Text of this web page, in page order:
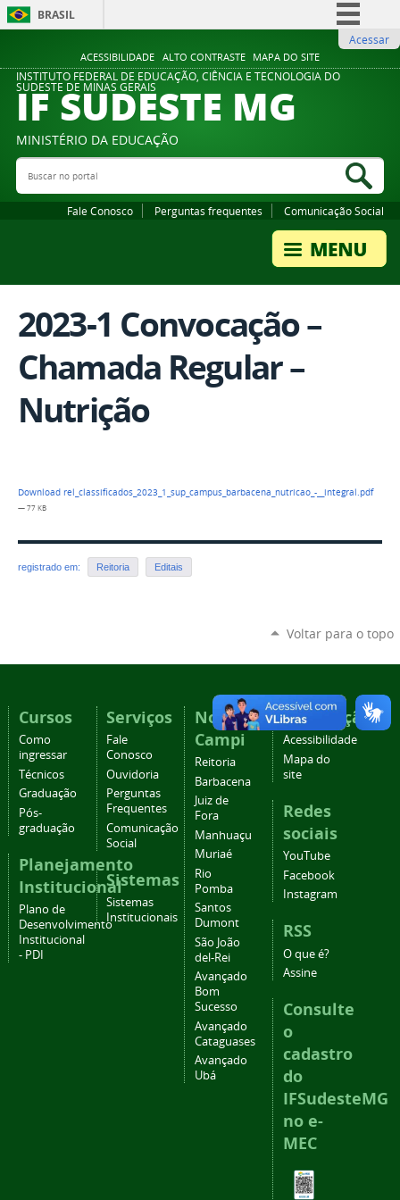
ACESSIBILIDADE ALTO CONTRASTE MAPA DO SITE
BRASIL
Comunica BR
Participe
Legislação
Acessar
INSTITUTO FEDERAL DE EDUCAÇÃO, CIÊNCIA E TECNOLOGIA DO
SUDESTE DE MINAS GERAIS
IF SUDESTE MG
MINISTÉRIO DA EDUCAÇÃO
Buscar no portal
Fale Conosco Perguntas frequentes Comunicação Social
2023-1 Convocação –
Chamada Regular –
Nutrição
Download rel_classificados_2023_1_sup_campus_barbacena_nutricao_-__integral.pdf
— 77 KB
registrado em: Reitoria Editais
Voltar para o topo
Cursos
Como
ingressar
Técnicos
Graduação
Pós-
graduação
Planejamento
Institucional
Plano de
Desenvolvimento
Institucional
- PDI
Serviços
Fale
Conosco
Ouvidoria
Perguntas
Frequentes
Comunicação
Social
Sistemas
Sistemas
Institucionais
Nossos
Campi
Reitoria
Barbacena
Juiz de
Fora
Manhuaçu
Muriaé
Rio
Pomba
Santos
Dumont
São João
del-Rei
Avançado
Bom
Sucesso
Avançado
Cataguases
Avançado
Ubá
Navegação
Acessibilidade
Mapa do
site
Redes
sociais
YouTube
Facebook
Instagram
RSS
O que é?
Assine
Consulte
o
cadastro
do
IFSudesteMG
no e-
MEC